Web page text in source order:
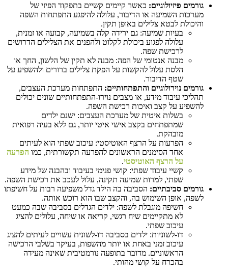
גורמים פיזיולוגיים: כאשר קיימים קשיים בתפקוד הפיזי של
מערכות השמיעה או הדיבור, עלולה להיפגע התפתחות השפה
והיכולת לבטא צלילים באופן תקין.
בעיות שמיעה: גם ירידה קלה בשמיעה, קבועה או זמנית,
עלולה לפגוע ביכולת לקלוט ולהפנים את הצלילים הדרושים
לרכישת שפה.
מבנה אנטומי של הפה: מבנה לא תקין של הלשון, החך או
הלסת עלול להקשות על הפקת צלילים ברורים ולהשפיע על
שטף הדיבור.
גורמים נוירולוגיים והתפתחותיים: התפתחות מערכת העצבים,
תהליכי עיבוד מידע, או מצבים נוירו-התפתחותיים שונים יכולים
להשפיע על קצב ואיכות רכישת השפה.
בשלות איטית של מערכת העצבים: ישנם ילדים
שמתפתחים בקצב אישי איטי יותר, גם ללא בעיה רפואית
מובהקת.
הפרעות על הרצף האוטיסטי: עיכוב שפתי הוא לעיתים
אחד הסימנים הראשונים להפרעה תקשורתית, כמו הפרעה
על הרצף האוטיסטי.
קשיי עיבוד שפתי: קושי פנימי בעיבוד ובהבנה של מידע
שפתי, למרות שמיעה תקינה, עלול לעכב את רכישת השפה.
גורמים סביבתיים: הסביבה בה הילד גדל משפיעה רבות על חשיפתו
לשפה, אופן השימוש בה, והקצב שבו הוא רוכש אותה.
חשיפה מוגבלת לשפה: ילדים הגדלים בסביבה שבה כמעט
לא מתקיימים שיח רגשי, קריאה או שיחה, עלולים להציג
עיכוב שפתי.
דו-לשוניות: ילדים בסביבה דו-לשונית עשויים לעיתים להציג
עיכוב זמני באחת או יותר מהשפות, בעיקר בשלבי הרכישה
הראשוניים. מדובר בתופעה נורמטיבית שאינה מעידה
בהכרח על קושי מהותי.